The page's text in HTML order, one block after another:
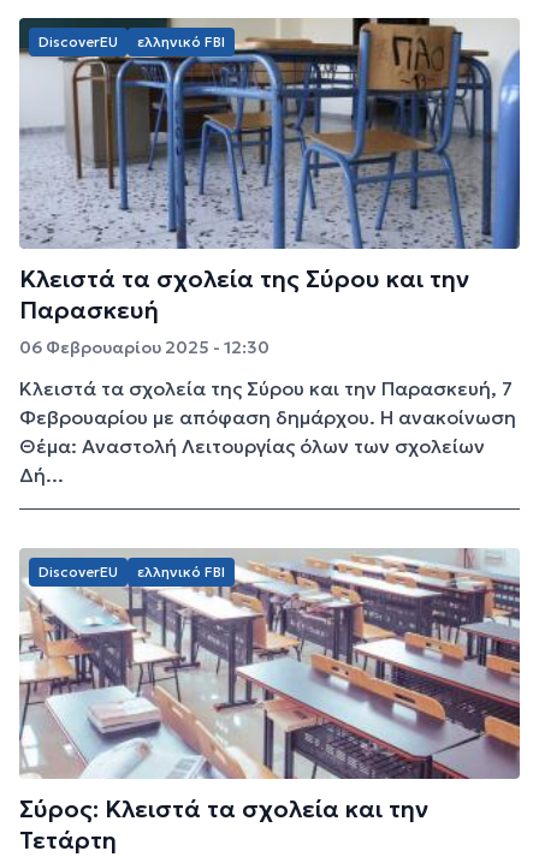
DiscoverEU ελληνικό FBI
Κλειστά τα σχολεία της Σύρου και την
Παρασκευή
06 Φεβρουαρίου 2025 - 12:30
Κλειστά τα σχολεία της Σύρου και την Παρασκευή, 7
Φεβρουαρίου με απόφαση δημάρχου. Η ανακοίνωση
Θέμα: Αναστολή Λειτουργίας όλων των σχολείων
Δή...
DiscoverEU ελληνικό FBI
Σύρος: Κλειστά τα σχολεία και την
Τετάρτη